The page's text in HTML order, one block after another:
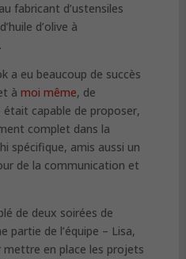
fabricant d’ustensiles
d’olive à
a eu beaucoup de succès
à moi même, de
capable de proposer,
complet dans la
spécifique, amis aussi un
de la communication et
de deux soirées de
partie de l’équipe – Lisa,
mettre en place les projets